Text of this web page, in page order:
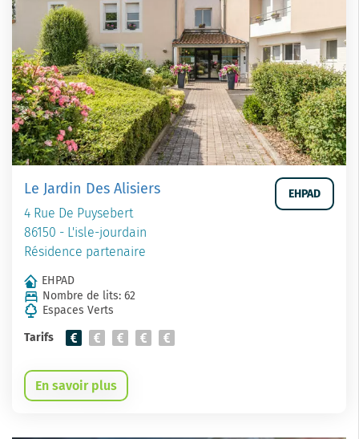
Le Jardin Des Alisiers
4 Rue De Puysebert
86150 - L'isle-jourdain
Résidence partenaire
EHPAD
EHPAD
Nombre de lits: 62
Espaces Verts
Tarifs
En savoir plus